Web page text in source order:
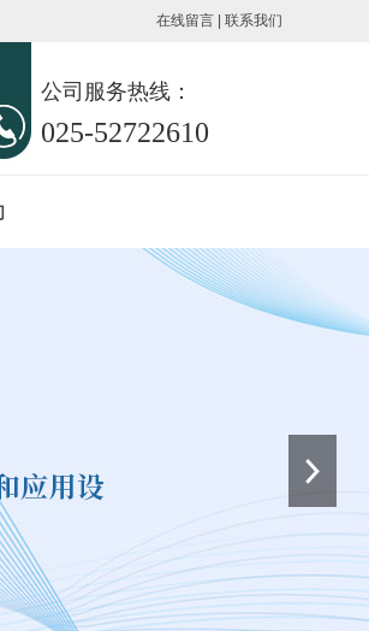
在线留言 联系我们
公司服务热线：
025-52722610